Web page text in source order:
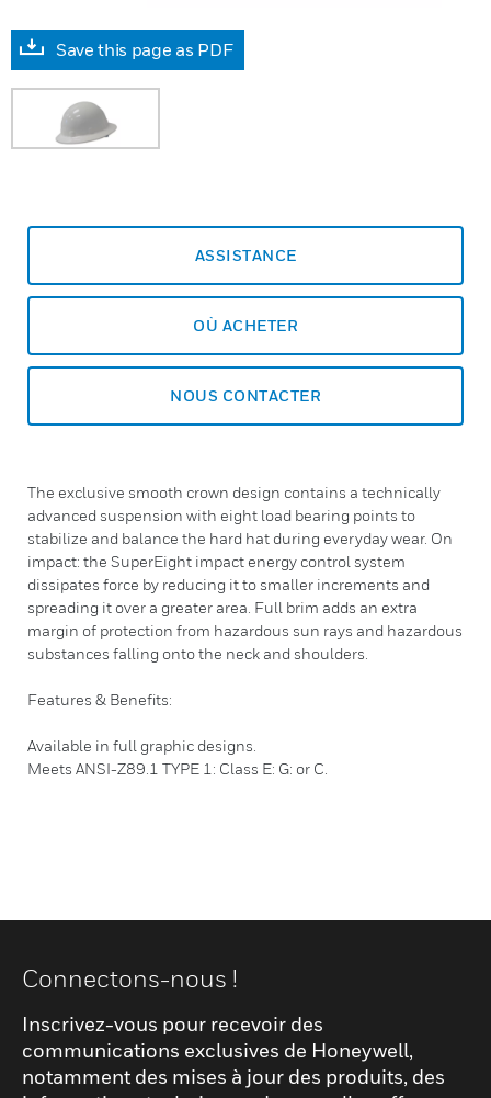
Save this page as PDF
ASSISTANCE
OÙ ACHETER
NOUS CONTACTER
The exclusive smooth crown design contains a technically
advanced suspension with eight load bearing points to
stabilize and balance the hard hat during everyday wear. On
impact: the SuperEight impact energy control system
dissipates force by reducing it to smaller increments and
spreading it over a greater area. Full brim adds an extra
margin of protection from hazardous sun rays and hazardous
substances falling onto the neck and shoulders.
Features & Benefits:
Available in full graphic designs.
Meets ANSI-Z89.1 TYPE 1: Class E: G: or C.
Connectons-nous !
Inscrivez-vous pour recevoir des
communications exclusives de Honeywell,
notamment des mises à jour des produits, des